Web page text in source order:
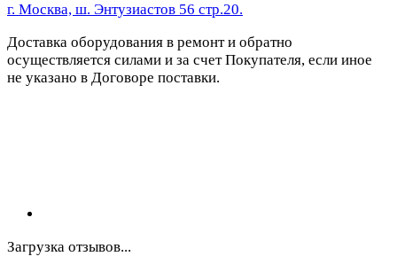
г. Москва, ш. Энтузиастов 56 стр.20.
Доставка оборудования в ремонт и обратно
осуществляется силами и за счет Покупателя, если иное
не указано в Договоре поставки.
Загрузка отзывов...